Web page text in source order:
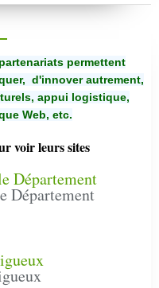
permettent
d'innover autrement,
appui logistique,
Web, etc.
voir leurs sites
Département